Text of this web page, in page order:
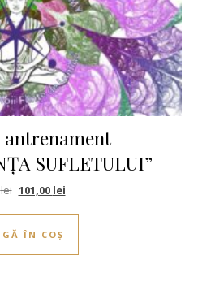
SUFLETULUI”
lei Prețul inițial a fost: 121,00 lei.
101,00 leiPrețul curent este: 101,00
ÎN COȘ